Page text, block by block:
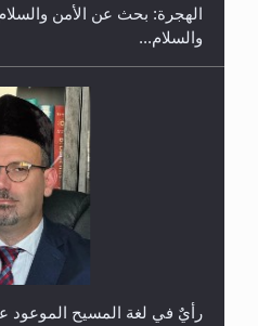
حفل توزيع الشهادات في
الهجرة: بحث عن الأمن
والسلام...